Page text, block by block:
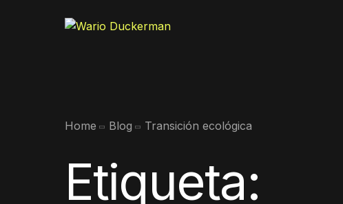
Home Blog Transición ecológica
Etiqueta: